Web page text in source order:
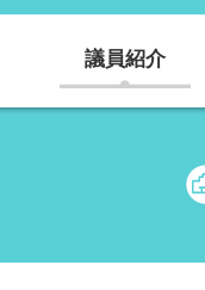
議員紹介